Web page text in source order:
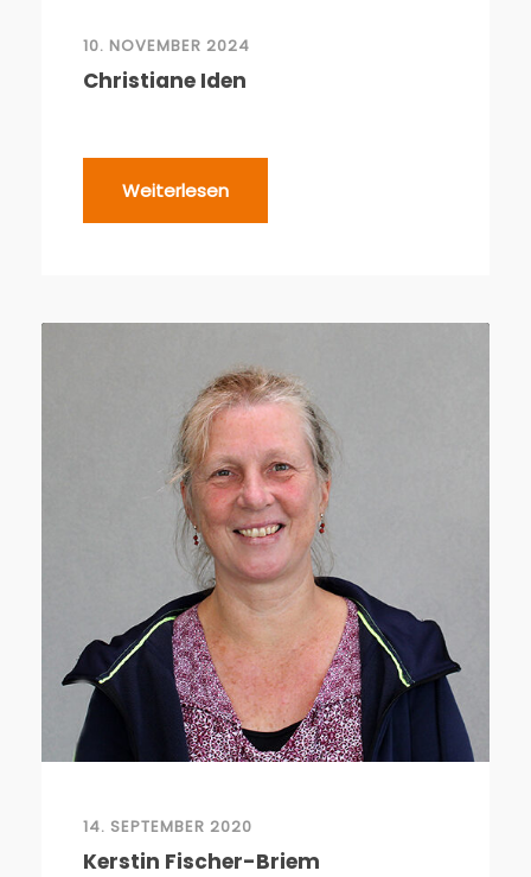
10. NOVEMBER 2024
Christiane Iden
Weiterlesen
14. SEPTEMBER 2020
Kerstin Fischer-Briem